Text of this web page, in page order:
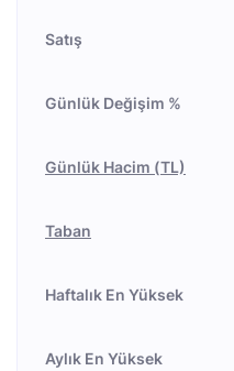
Satış
Günlük Değişim %
Günlük Hacim (TL)
Taban
Haftalık En Yüksek
Aylık En Yüksek